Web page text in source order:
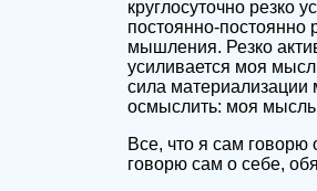
круглосуточно
постоянно-постоянно
мышления. Резко
усиливается моя
сила материализации
осмыслить: моя мысль
Все, что я сам говорю
говорю сам о себе,